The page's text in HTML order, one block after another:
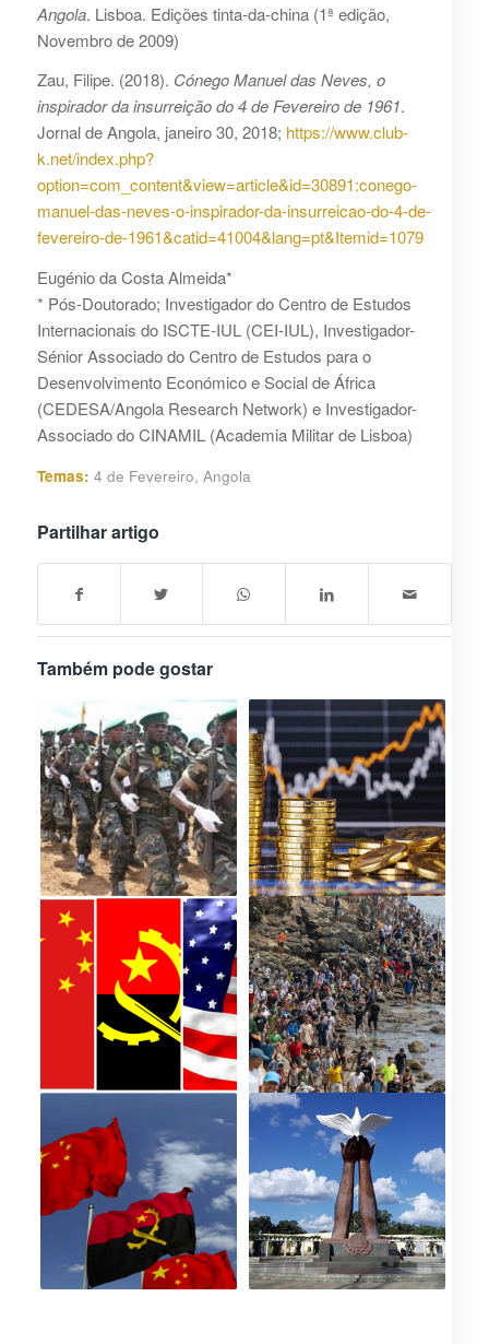
Angola. Lisboa. Edições tinta-da-china (1ª edição,
Novembro de 2009)
Zau, Filipe. (2018). Cónego Manuel das Neves, o
inspirador da insurreição do 4 de Fevereiro de 1961.
Jornal de Angola, janeiro 30, 2018; https://www.club-
k.net/index.php?
option=com_content&view=article&id=30891:conego-
manuel-das-neves-o-inspirador-da-insurreicao-do-4-de-
fevereiro-de-1961&catid=41004&lang=pt&Itemid=1079
Eugénio da Costa Almeida*
* Pós-Doutorado; Investigador do Centro de Estudos
Internacionais do ISCTE-IUL (CEI-IUL), Investigador-
Sénior Associado do Centro de Estudos para o
Desenvolvimento Económico e Social de África
(CEDESA/Angola Research Network) e Investigador-
Associado do CINAMIL (Academia Militar de Lisboa)
Temas: 4 de Fevereiro, Angola
Partilhar artigo
Também pode gostar